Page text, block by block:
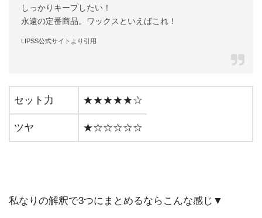
しっかりキープしたい！
永遠の定番商品。ワックスといえばこれ！
LIPSS公式サイトより引用
セット力 ★★★★★☆
ツヤ ★☆☆☆☆☆
私なりの解釈で3つにまとめるならこんな感じ▼